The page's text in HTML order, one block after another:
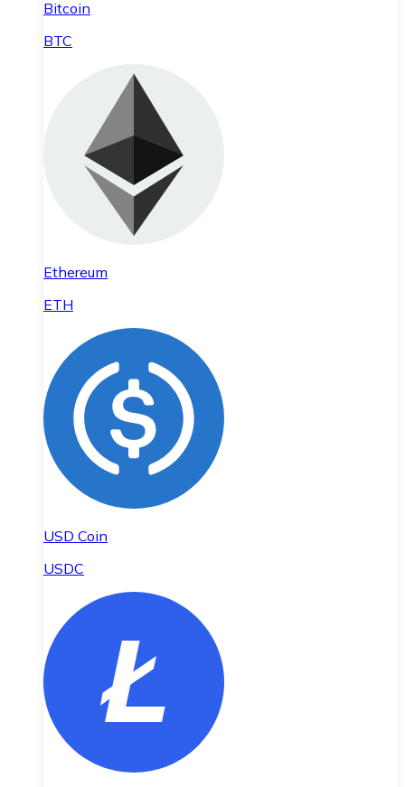
Bitcoin
BTC
Ethereum
ETH
USD Coin
USDC